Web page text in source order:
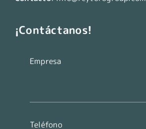
¡Contáctanos!
Empresa
Teléfono